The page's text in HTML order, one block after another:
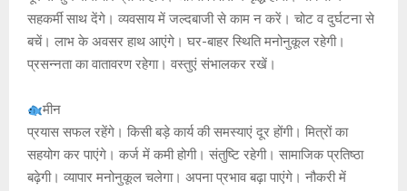
सहकर्मी साथ देंगे। व्यवसाय में जल्दबाजी से काम न करें। चोट व दुर्घटना से
बचें। लाभ के अवसर हाथ आएंगे। घर-बाहर स्थिति मनोनुकूल रहेगी।
प्रसन्नता का वातावरण रहेगा। वस्तुएं संभालकर रखें।
मीन
प्रयास सफल रहेंगे। किसी बड़े कार्य की समस्याएं दूर होंगी। मित्रों का
सहयोग कर पाएंगे। कर्ज में कमी होगी। संतुष्टि रहेगी। सामाजिक प्रतिष्ठा
बढ़ेगी। व्यापार मनोनुकूल चलेगा। अपना प्रभाव बढ़ा पाएंगे। नौकरी में